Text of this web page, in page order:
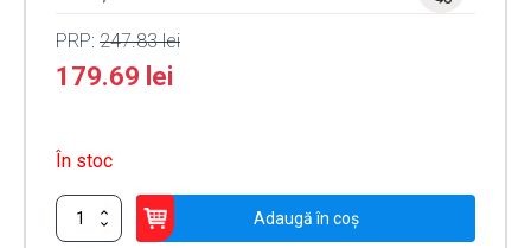
PRP: 247.83lei
179.69 lei
În stoc
Cantitate
Yala
Adaugă în coș